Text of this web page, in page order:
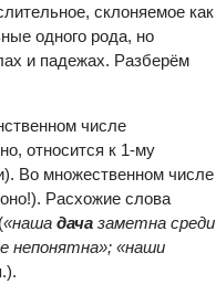
склоняемое как
одного рода, но
и падежах. Разберём
числе
относится к 1-му
Во множественном числе
Расхожие слова
(«наша дача заметна среди
непонятна»; «наши